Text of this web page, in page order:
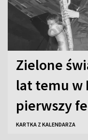
Zielone
lat temu w
pierwszy
KARTKA Z KALENDARZA